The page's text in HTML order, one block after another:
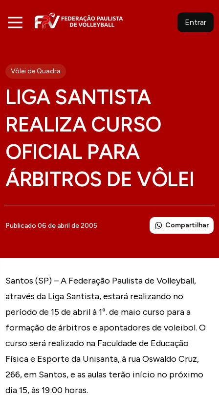
Entrar
Vôlei de Quadra
LIGA SANTISTA
REALIZA CURSO
OFICIAL PARA
ÁRBITROS DE VÔLEI
Publicado 06 de abril de 2005 Compartilhar
Santos (SP) – A Federação Paulista de Volleyball,
através da Liga Santista, estará realizando no
período de 15 de abril à 1º. de maio curso para a
formação de árbitros e apontadores de voleibol. O
curso será realizado na Faculdade de Educação
Física e Esporte da Unisanta, à rua Oswaldo Cruz,
266, em Santos, e as aulas terão início no próximo
dia 15, às 19:00 horas.